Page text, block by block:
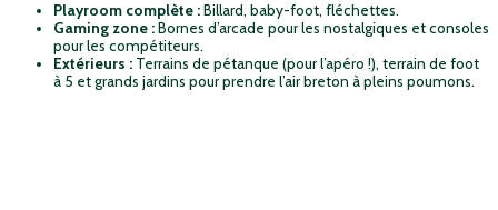
Playroom complète :Billard, baby-foot, fléchettes.
Gaming zone :Bornes d’arcade pour les nostalgiques et consoles
pour les compétiteurs.
Extérieurs : Terrains de pétanque (pour l’apéro !), terrain de foot
à 5 et grands jardins pour prendre l’air breton à pleins poumons.